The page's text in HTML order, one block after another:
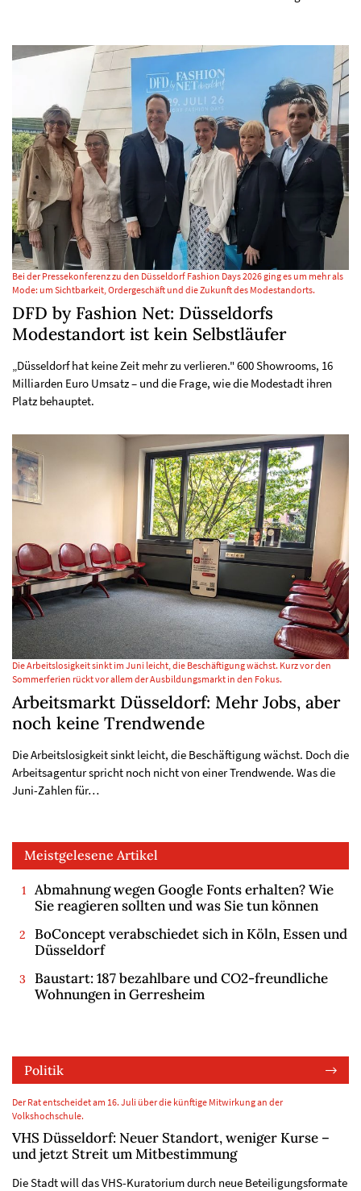
Bei der Pressekonferenz zu den Düsseldorf Fashion Days 2026 ging es um mehr als
Mode: um Sichtbarkeit, Ordergeschäft und die Zukunft des Modestandorts.
DFD by Fashion Net: Düsseldorfs
Modestandort ist kein Selbstläufer
„Düsseldorf hat keine Zeit mehr zu verlieren." 600 Showrooms, 16
Milliarden Euro Umsatz – und die Frage, wie die Modestadt ihren
Platz behauptet.
Die Arbeitslosigkeit sinkt im Juni leicht, die Beschäftigung wächst. Kurz vor den
Sommerferien rückt vor allem der Ausbildungsmarkt in den Fokus.
Arbeitsmarkt Düsseldorf: Mehr Jobs, aber
noch keine Trendwende
Die Arbeitslosigkeit sinkt leicht, die Beschäftigung wächst. Doch die
Arbeitsagentur spricht noch nicht von einer Trendwende. Was die
Juni-Zahlen für…
Meistgelesene Artikel
Abmahnung wegen Google Fonts erhalten? Wie
Sie reagieren sollten und was Sie tun können
BoConcept verabschiedet sich in Köln, Essen und
Düsseldorf
Baustart: 187 bezahlbare und CO2-freundliche
Wohnungen in Gerresheim
Politik
Der Rat entscheidet am 16. Juli über die künftige Mitwirkung an der
Volkshochschule.
VHS Düsseldorf: Neuer Standort, weniger Kurse –
und jetzt Streit um Mitbestimmung
Die Stadt will das VHS-Kuratorium durch neue Beteiligungsformate